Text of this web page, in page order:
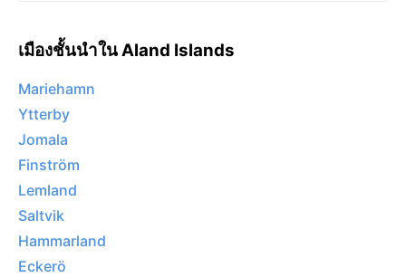
เมืองชั้นนำใน Aland Islands
Mariehamn
Ytterby
Jomala
Finström
Lemland
Saltvik
Hammarland
Eckerö